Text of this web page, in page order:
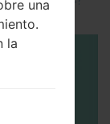
una
la